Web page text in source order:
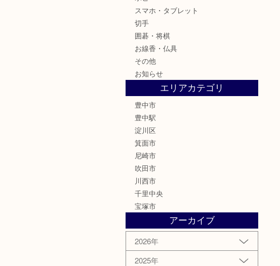
スマホ・タブレット
切手
囲碁・将棋
お線香・仏具
その他
お知らせ
エリアカテゴリ
豊中市
豊中駅
淀川区
箕面市
尼崎市
吹田市
川西市
千里中央
宝塚市
アーカイブ
2026年
2025年